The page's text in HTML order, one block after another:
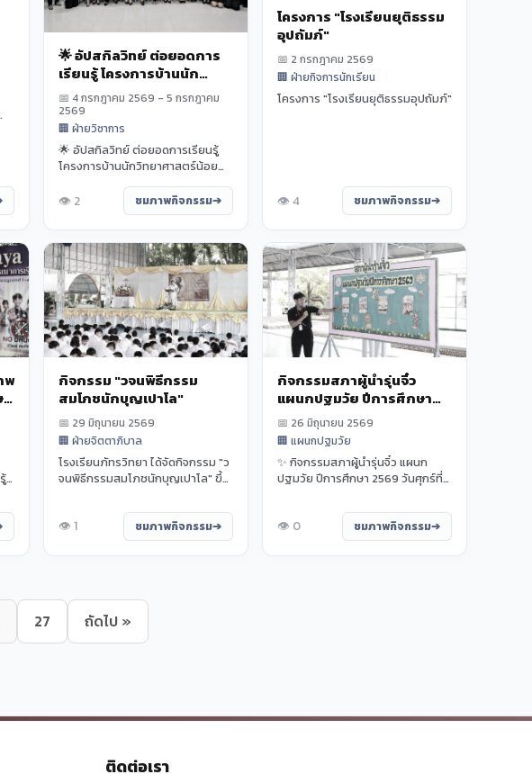
🌟 อัปสกิลวิทย์ ต่อยอดการ
เรียนรู้ โครงการบ้านนัก
วิทยาศาสตร์น้อย
📅 4 กรกฎาคม 2569 - 5 กรกฎาคม
2569
🏢 ฝ่ายวิชาการ
🌟 อัปสกิลวิทย์ ต่อยอดการเรียนรู้
โครงการบ้านนักวิทยาศาสตร์น้อย
อุด...
👁️ 2 ชมภาพกิจกรรม
โครงการ "โรงเรียนยุติธรรม
อุปถัมภ์"
📅 2 กรกฎาคม 2569
🏢 ฝ่ายกิจการนักเรียน
โครงการ "โรงเรียนยุติธรรมอุปถัมภ์"
👁️ 4 ชมภาพกิจกรรม
พ
สู่
กิจกรรม "วจนพิธีกรรม
สมโภชนักบุญเปาโล"
📅 29 มิถุนายน 2569
🏢 ฝ่ายจิตตาภิบาล
โรงเรียนภัทรวิทยา ได้จัดกิจกรรม "ว
จนพิธีกรรมสมโภชนักบุญเปาโล" ขึ้น
👁️ 1 ชมภาพกิจกรรม
กิจกรรมสภาผู้นำรุ่นจิ๋ว
แผนกปฐมวัย ปีการศึกษา
2569
📅 26 มิถุนายน 2569
🏢 แผนกปฐมวัย
✨ กิจกรรมสภาผู้นำรุ่นจิ๋ว แผนก
ปฐมวัย ปีการศึกษา 2569 วันศุกร์ที่
👁️ 0 ชมภาพกิจกรรม
27 ถัดไป »
ติดต่อเรา